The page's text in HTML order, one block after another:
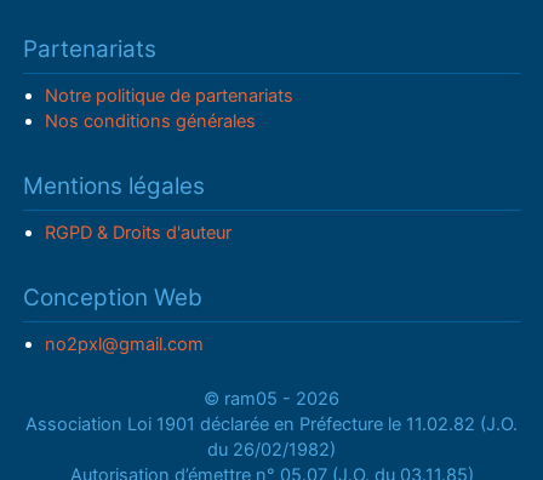
Partenariats
Notre politique de partenariats
Nos conditions générales
Mentions légales
RGPD & Droits d'auteur
Conception Web
no2pxl@gmail.com
© ram05 - 2026
Association Loi 1901 déclarée en Préfecture le 11.02.82 (J.O.
du 26/02/1982)
Autorisation d’émettre n° 05.07 (J.O. du 03.11.85)